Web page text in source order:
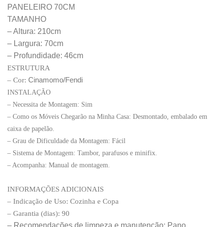
PANELEIRO 70CM
TAMANHO
– Altura: 210cm
– Largura: 70cm
– Profundidade: 46cm
ESTRUTURA
– Cor: Cinamomo/Fendi
INSTALAÇÃO
– Necessita de Montagem: Sim
– Como os Móveis Chegarão na Minha Casa: Desmontado, embalado em
caixa de papelão.
– Grau de Dificuldade da Montagem: Fácil
– Sistema de Montagem: Tambor, parafusos e minifix.
– Acompanha: Manual de montagem.
INFORMAÇÕES ADICIONAIS
– Indicação de Uso: Cozinha e Copa
– Garantia (dias): 90
– Recomendações de limpeza e manutenção: Pano